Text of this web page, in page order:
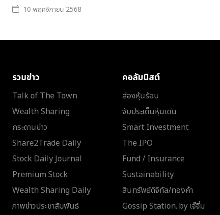
10 พฤศจิกายน 2568
รวมข่าว
Talk of The Town
Wealth Sharing
กระดานข่าว
Share2Trade Daily
Stock Daily Journal
Premium Stock
Wealth Sharing Daily
ภาพข่าวประชาสัมพันธ์
คอลัมนิสต์
ส่องหุ้นร้อน
จับประเด็นหุ้นเด่น
Smart Investment
The IPO
Fund / Insurance
Sustainability
สินทรัพย์ดิจิทัล/ทองคำ
Gossip Station..by เจ๊จิ๋ม